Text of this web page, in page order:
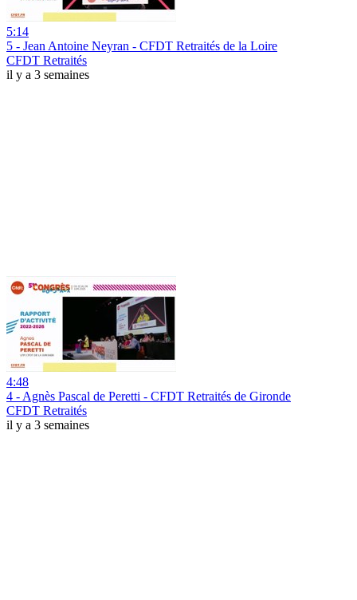
5:14
5 - Jean Antoine Neyran - CFDT Retraités de la Loire
CFDT Retraités
il y a 3 semaines
4:48
4 - Agnès Pascal de Peretti - CFDT Retraités de Gironde
CFDT Retraités
il y a 3 semaines